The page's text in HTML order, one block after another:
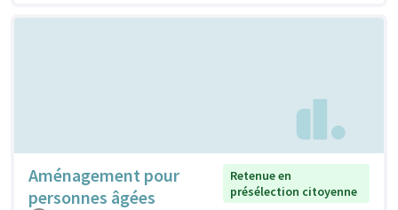
Aménagement pour
personnes âgées
Retenue en
présélection citoyenne